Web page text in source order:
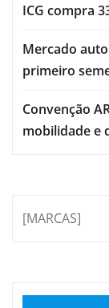
ICG compra
Mercado
primeiro
Convenção
mobilidade e
[MARCAS]